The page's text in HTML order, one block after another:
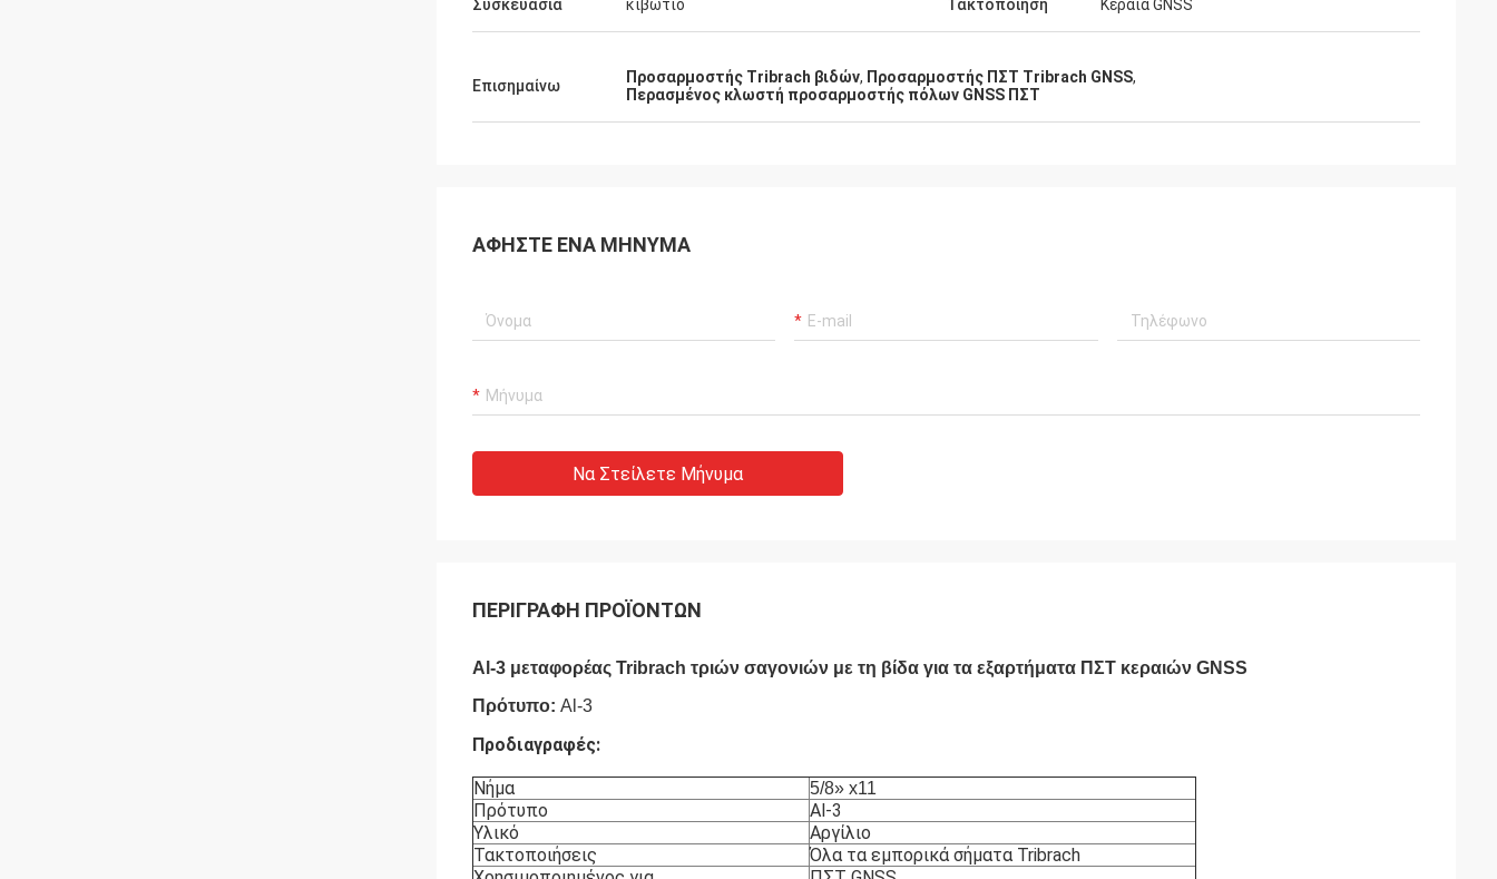
Συσκευασία κιβώτιο Τακτοποίηση Κεραία GNSS
Επισημαίνω Προσαρμοστής Tribrach βιδών, Προσαρμοστής ΠΣΤ Tribrach GNSS,
Περασμένος κλωστή προσαρμοστής πόλων GNSS ΠΣΤ
ΑΦΉΣΤΕ ΈΝΑ ΜΉΝΥΜΑ
Να Στείλετε Μήνυμα
ΠΕΡΙΓΡΑΦΉ ΠΡΟΪΌΝΤΩΝ
Al-3 μεταφορέας Tribrach τριών σαγονιών με τη βίδα για τα εξαρτήματα ΠΣΤ κεραιών GNSS
Πρότυπο: Al-3
Προδιαγραφές:
Νήμα 5/8» x11
Πρότυπο
Al-3
Υλικό
Αργίλιο
Τακτοποιήσεις
Όλα τα εμπορικά σήματα Tribrach